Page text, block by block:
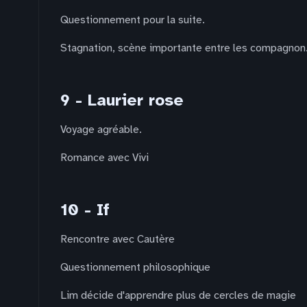
Questionnement pour la suite.
Stagnation, scène importante entre les
9 - Laurier rose
Voyage agréable.
Romance avec Vivi
10 - If
Rencontre avec Cautère
Questionnement philosophique
Lim décide d'apprendre plus de cercles de magie